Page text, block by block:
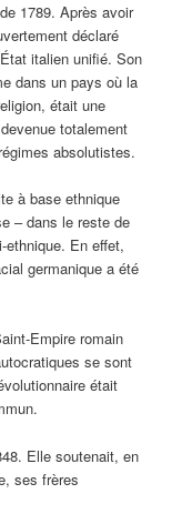
1789. Après avoir
déclaré
italien unifié. Son
dans un pays où la
était une
totalement
absolutistes.
à base ethnique
– dans le reste de
ethnique. En effet,
germanique a été
Empire romain
se sont
était
Elle soutenait, en
ses frères